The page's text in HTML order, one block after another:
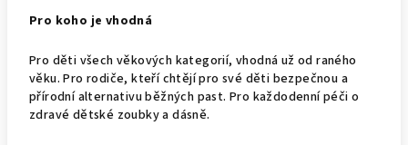
Pro koho je vhodná
Pro děti všech věkových kategorií, vhodná už od raného
věku. Pro rodiče, kteří chtějí pro své děti bezpečnou a
přírodní alternativu běžných past. Pro každodenní péči o
zdravé dětské zoubky a dásně.